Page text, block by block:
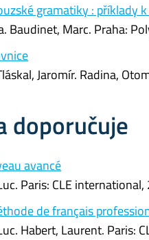
gramatiky : příklady
Baudinet, Marc. Praha:
Jaromír. Radina,
doporučuje
avancé
Paris: CLE
de français
Habert, Laurent.